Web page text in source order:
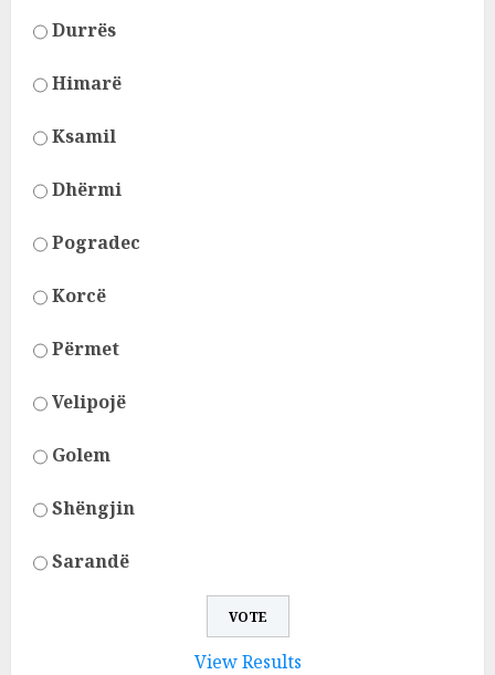
Durrës
Himarë
Ksamil
Dhërmi
Pogradec
Korcë
Përmet
Velipojë
Golem
Shëngjin
Sarandë
View Results